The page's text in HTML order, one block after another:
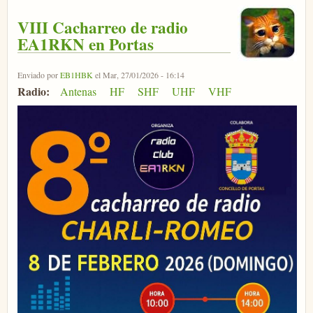
VIII Cacharreo de radio
EA1RKN en Portas
Enviado porEB1HBK el Mar, 27/01/2026 - 16:14
Radio: Antenas HF SHF UHF VHF